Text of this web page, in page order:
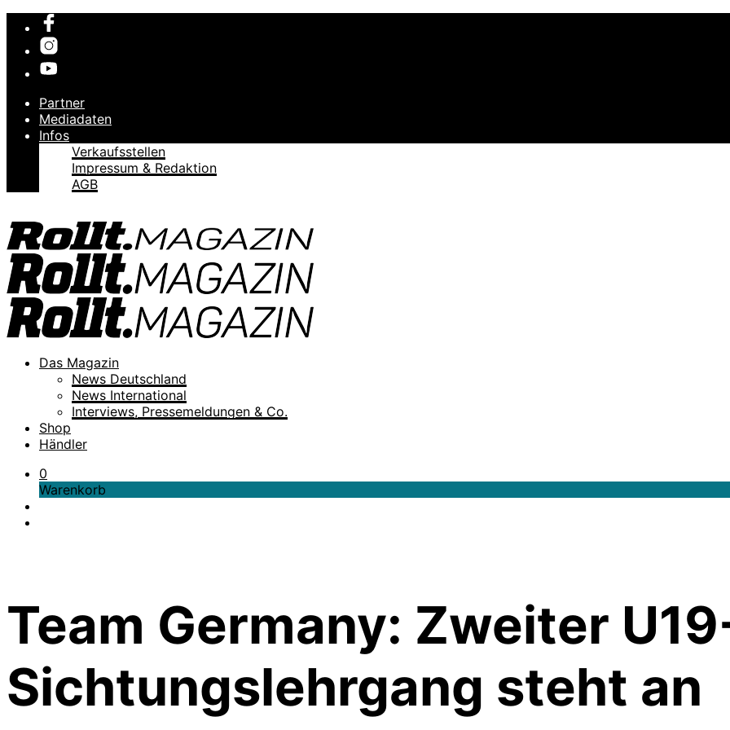
Partner
Mediadaten
Infos
Verkaufsstellen
Impressum & Redaktion
AGB
Das Magazin
News Deutschland
News International
Interviews, Pressemeldungen & Co.
Shop
Händler
0
Warenkorb
Team Germany: Zweiter
Sichtungslehrgang steht an